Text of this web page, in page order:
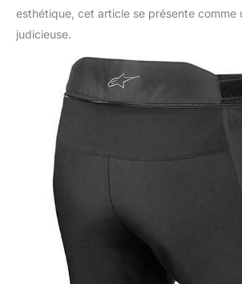
esthétique, cet article se présente comme
judicieuse.